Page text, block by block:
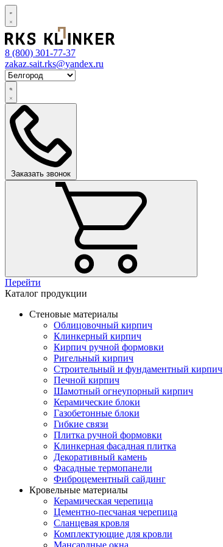
8 (800) 301-77-37
zakaz.sait.rks@yandex.ru
Заказать звонок
Перейти
Каталог продукции
Стеновые материалы
Облицовочный кирпич
Клинкерный кирпич
Кирпич ручной формовки
Ригельный кирпич
Строительный и фундаментный кирпич
Печной кирпич
Шамотный огнеупорный кирпич
Керамические блоки
Газобетонные блоки
Гибкие связи
Плитка ручной формовки
Клинкерная фасадная плитка
Декоративный камень
Фасадные термопанели
Фиброцементный сайдинг
Кровельные материалы
Керамическая черепица
Цементно-песчаная черепица
Сланцевая кровля
Комплектующие для кровли
Мансардные окна